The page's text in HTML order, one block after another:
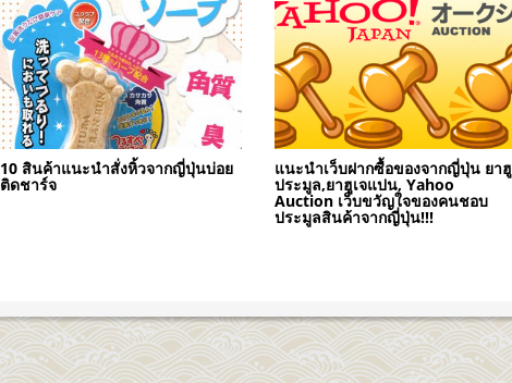
10 สินค้าแนะนำสั่งหิ้วจากญี่ปุ่นบ่อย
ติดชาร์จ
แนะนำเว็บฝากซื้อของจากญี่ปุ่น ยาฮู
ประมูล,ยาฮูเจแปน, Yahoo
Auction เว็บขวัญใจของคนชอบ
ประมูลสินค้าจากญี่ปุ่น!!!